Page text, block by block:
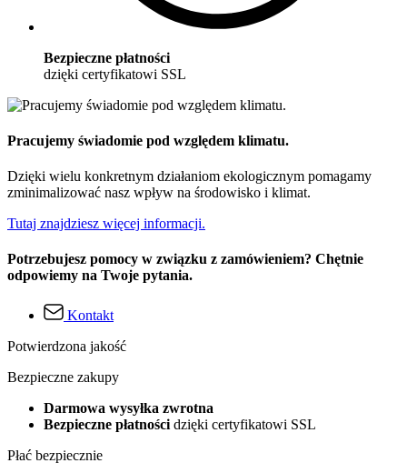
Bezpieczne płatności
dzięki certyfikatowi SSL
Pracujemy świadomie pod względem klimatu.
Dzięki wielu konkretnym działaniom ekologicznym pomagamy
zminimalizować nasz wpływ na środowisko i klimat.
Tutaj znajdziesz więcej informacji.
Potrzebujesz pomocy w związku z zamówieniem? Chętnie
odpowiemy na Twoje pytania.
Kontakt
Potwierdzona jakość
Bezpieczne zakupy
Darmowa wysyłka zwrotna
Bezpieczne płatności dzięki certyfikatowi SSL
Płać bezpiecznie